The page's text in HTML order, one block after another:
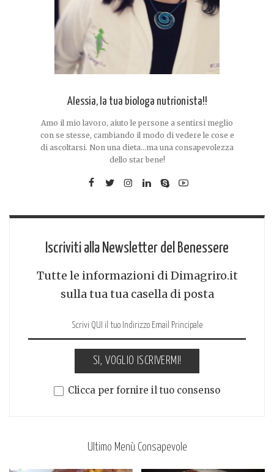
Alessia, la tua biologa nutrionista!!
Amo il mio lavoro, aiuto le persone a sentirsi meglio
con se stesse, cambiando il modo di vedere le cose e
di ascoltarsi. Non una dieta...ma una consapevolezza
dello star bene!
Iscriviti alla Newsletter del Benessere
Tutte le informazioni di Dimagriro.it
sulla tua tua casella di posta
SI, VOGLIO ISCRIVERMI!
Clicca per fornire il tuo consenso
Ultimo Menù Consapevole